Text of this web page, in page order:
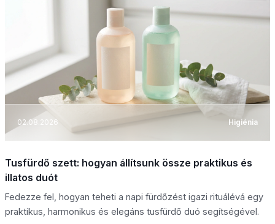
02.08.2026 Higiénia
Tusfürdő szett: hogyan állítsunk össze praktikus és
illatos duót
Fedezze fel, hogyan teheti a napi fürdőzést igazi rituálévá egy
praktikus, harmonikus és elegáns tusfürdő duó segítségével.